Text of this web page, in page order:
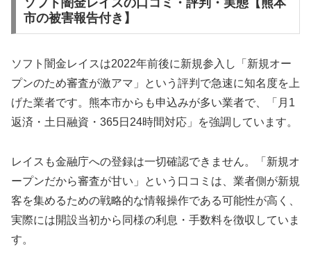
市の被害報告付き】
ソフト闇金レイスは2022年前後に新規参入し「新規オー
プンのため審査が激アマ」という評判で急速に知名度を上
げた業者です。熊本市からも申込みが多い業者で、「月1
返済・土日融資・365日24時間対応」を強調しています。
レイスも金融庁への登録は一切確認できません。「新規オ
ープンだから審査が甘い」という口コミは、業者側が新規
客を集めるための戦略的な情報操作である可能性が高く、
実際には開設当初から同様の利息・手数料を徴収していま
す。